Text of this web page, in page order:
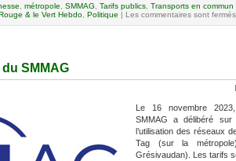
métropole SMMAG Tarifs publics Transports en commun
& le Vert Hebdo Politique | Les commentaires sont fermés
SMMAG
Le 16 novembre
SMMAG a délibéré
l’utilisation des réseaux
Tag (sur la
Grésivaudan). Les tarifs